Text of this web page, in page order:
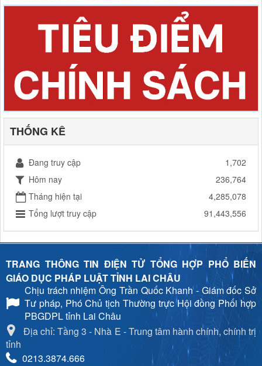
THỐNG KÊ
Đang truy cập
1,702
Hôm nay
236,764
Tháng hiện tại
4,285,078
Tổng lượt truy cập
91,443,556
TRANG THÔNG TIN ĐIỆN TỬ TỔNG HỢP PHỔ BIẾN
GIÁO DỤC PHÁP LUẬT TỈNH LAI CHÂU
Chịu trách nhiệmÔng Trần Quốc Khanh - Giám đốc Sở
Tư pháp, Phó Chủ tịch Thường trực Hội đồng Phối hợp
PBGDPL tỉnh Lai Châu
Địa chỉ: Tầng 3 - Nhà E - Trung tâm hành chính, chính trị
tỉnh
0213.3874.666